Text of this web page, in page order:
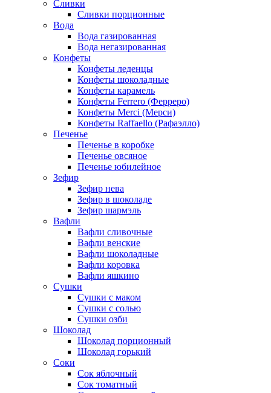
Сливки
Сливки порционные
Вода
Вода газированная
Вода негазированная
Конфеты
Конфеты леденцы
Конфеты шоколадные
Конфеты карамель
Конфеты Ferrero (Ферреро)
Конфеты Merci (Мерси)
Конфеты Raffaello (Рафаэлло)
Печенье
Печенье в коробке
Печенье овсяное
Печенье юбилейное
Зефир
Зефир нева
Зефир в шоколаде
Зефир шармэль
Вафли
Вафли сливочные
Вафли венские
Вафли шоколадные
Вафли коровка
Вафли яшкино
Сушки
Сушки с маком
Сушки с солью
Сушки озби
Шоколад
Шоколад порционный
Шоколад горький
Соки
Сок яблочный
Сок томатный